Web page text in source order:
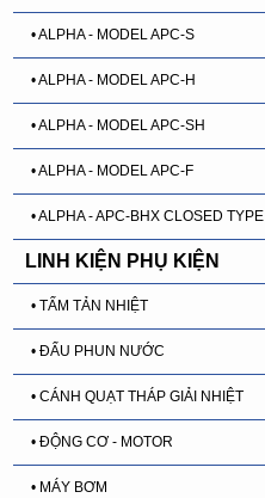
• ALPHA - MODEL APC-S
• ALPHA - MODEL APC-H
• ALPHA - MODEL APC-SH
• ALPHA - MODEL APC-F
• ALPHA - APC-BHX CLOSED TYPE
LINH KIỆN PHỤ KIỆN
• TẤM TẢN NHIỆT
• ĐẤU PHUN NƯỚC
• CÁNH QUẠT THÁP GIẢI NHIỆT
• ĐỘNG CƠ - MOTOR
• MÁY BƠM